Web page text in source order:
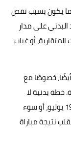
بحجم كأس العالم 2026 نادرًا ما يكون بسبب نقص
على مدار
أو غياب
خصوصًا مع
خطة بدنية لا
تراعي طول البطولة الممتد من 11 يونيو حتى 19 يوليو، أو سوء
نتيجة مباراة